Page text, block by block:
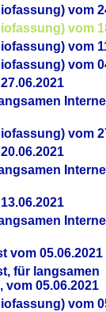
vom
vom
vom
vom
vom
vom 05.06.2021
für langsamen
vom 05.06.2021
vom